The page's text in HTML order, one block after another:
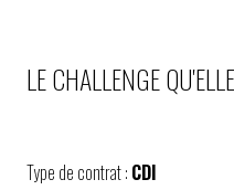
LE CHALLENGE
Type de contrat : CDI